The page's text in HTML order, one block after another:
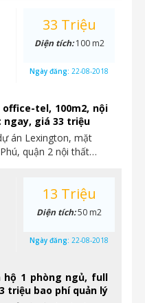
tel, 100m2, nội
giá 33 triệu
án Lexington, mặt
quận 2 nội thất…
33 Triệu
Diện tích:100 m2
Ngày đăng: 22-08-2018
hộ 1 phòng ngủ, full
triệu bao phí quản lý
13 Triệu
Diện tích:50 m2
Ngày đăng: 22-08-2018